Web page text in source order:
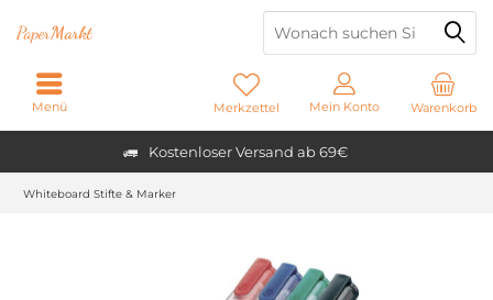
Kostenloser Versand ab 69€
PaperMarkt
Warenkorb
Merkzettel Mein Konto
Menü
Whiteboard Stifte & Marker